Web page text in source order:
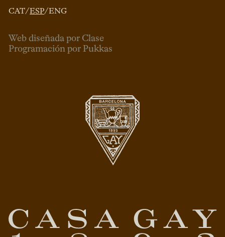
ESP CAT ENG
CAT/ESP/ENG
Web diseñada por Clase
Programación por Pukkas